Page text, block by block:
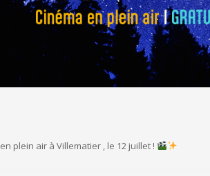
plein air à Villematier , le 12 juillet !